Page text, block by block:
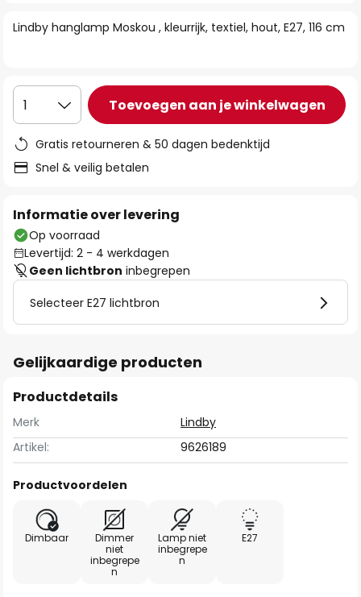
de
Lindby hanglamp Moskou , kleurrijk, textiel, hout, E27, 116 cm
1 Toevoegen aan je winkelwagen
Gratis retourneren & 50 dagen bedenktijd
Snel & veilig betalen
Informatie over levering
Op voorraad
Levertijd: 2 - 4 werkdagen
Geen lichtbron inbegrepen
Selecteer E27 lichtbron
Gelijkaardige producten
Productdetails
Merk
Lindby
Artikel:
9626189
Productvoordelen
Dimbaar
Dimmer
niet
inbegrepe
n
Lamp niet
inbegrepe
n
E27